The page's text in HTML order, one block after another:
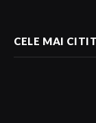
CELE MAI